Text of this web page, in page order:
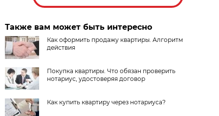
Также вам может быть интересно
Как оформить продажу квартиры. Алгоритм
действия
Покупка квартиры. Что обязан проверить
нотариус, удостоверяя договор
Как купить квартиру через нотариуса?